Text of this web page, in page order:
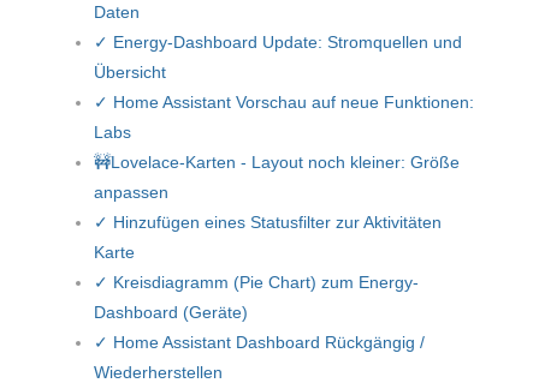
Daten
✓ Energy-Dashboard Update: Stromquellen und
Übersicht
✓ Home Assistant Vorschau auf neue Funktionen:
Labs
🚧Lovelace-Karten - Layout noch kleiner: Größe
anpassen
✓ Hinzufügen eines Statusfilter zur Aktivitäten
Karte
✓ Kreisdiagramm (Pie Chart) zum Energy-
Dashboard (Geräte)
✓ Home Assistant Dashboard Rückgängig /
Wiederherstellen